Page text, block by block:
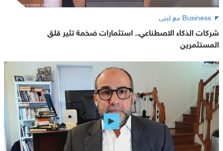
Business مع لبنى
شركات الذكاء الاصطناعي.. استثمارات ضخمة تثير قلق
المستثمرين